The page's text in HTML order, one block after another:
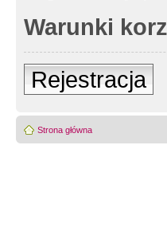
Warunki
Rejestracja
Strona główna